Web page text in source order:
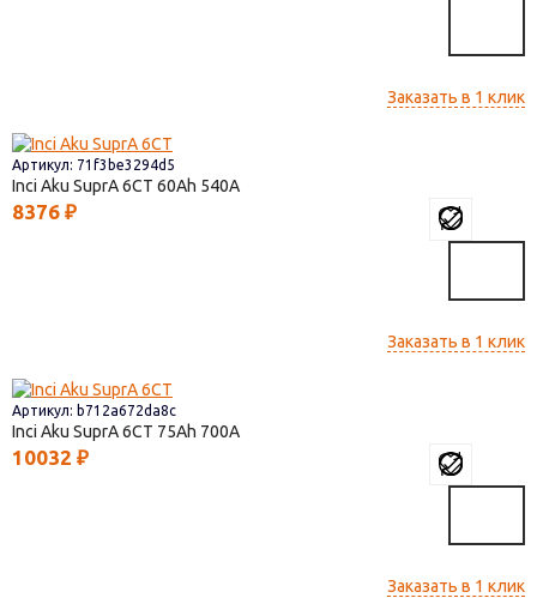
Заказать в 1 клик
Артикул: 71f3be3294d5
Inci Aku SuprA 6СТ 60 540
8376 ₽
Заказать в 1 клик
Артикул: b712a672da8c
Inci Aku SuprA 6СТ 75 700
10032 ₽
Заказать в 1 клик